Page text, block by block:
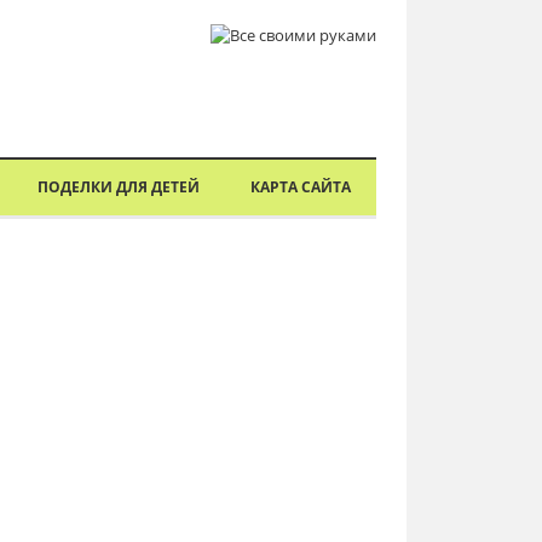
ПОДЕЛКИ ДЛЯ ДЕТЕЙ КАРТА САЙТА